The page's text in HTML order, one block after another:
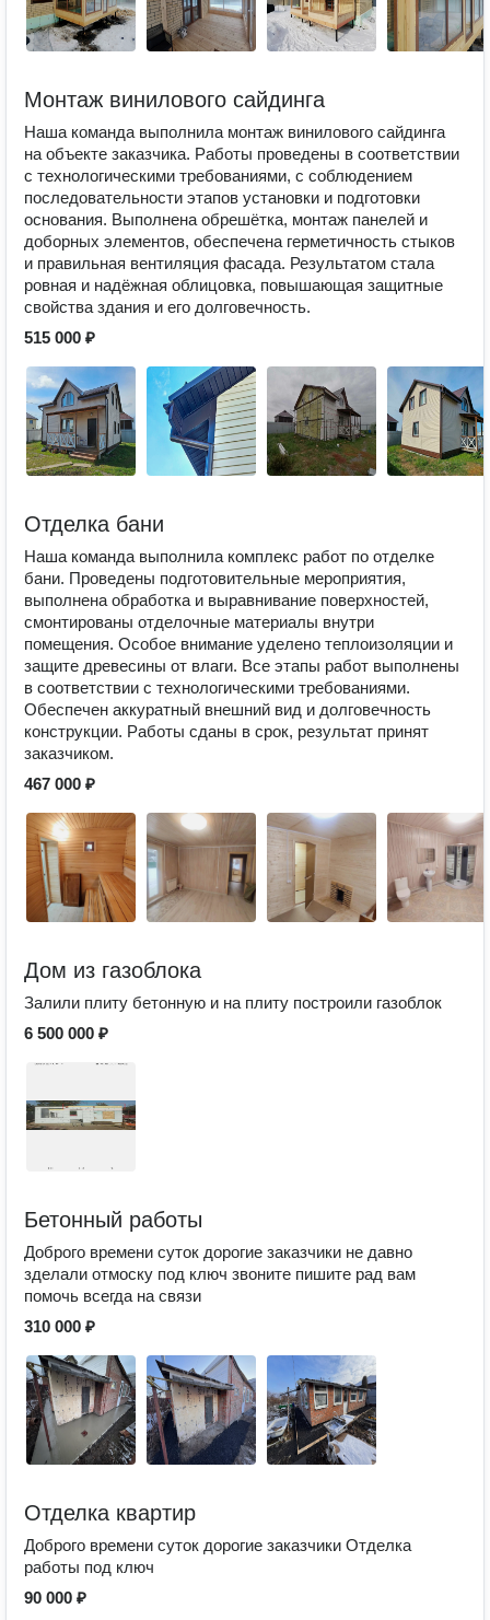
Монтаж винилового сайдинга
Наша команда выполнила монтаж винилового сайдинга
на объекте заказчика. Работы проведены в соответствии
с технологическими требованиями, с соблюдением
последовательности этапов установки и подготовки
основания. Выполнена обрешётка, монтаж панелей и
доборных элементов, обеспечена герметичность стыков
и правильная вентиляция фасада. Результатом стала
ровная и надёжная облицовка, повышающая защитные
свойства здания и его долговечность.
515 000 ₽
Отделка бани
Наша команда выполнила комплекс работ по отделке
бани. Проведены подготовительные мероприятия,
выполнена обработка и выравнивание поверхностей,
смонтированы отделочные материалы внутри
помещения. Особое внимание уделено теплоизоляции и
защите древесины от влаги. Все этапы работ выполнены
в соответствии с технологическими требованиями.
Обеспечен аккуратный внешний вид и долговечность
конструкции. Работы сданы в срок, результат принят
заказчиком.
467 000 ₽
Дом из газоблока
Залили плиту бетонную и на плиту построили газоблок
6 500 000 ₽
Бетонный работы
Доброго времени суток дорогие заказчики не давно
зделали отмоску под ключ звоните пишите рад вам
помочь всегда на связи
310 000 ₽
Отделка квартир
Доброго времени суток дорогие заказчики Отделка
работы под ключ
90 000 ₽